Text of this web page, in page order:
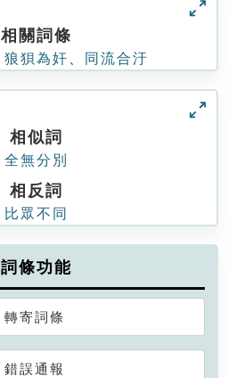
相關詞條
狼狽為奸 同流合汙
相似詞
全無分別
相反詞
比眾不同
詞條功能
轉寄詞條
錯誤通報